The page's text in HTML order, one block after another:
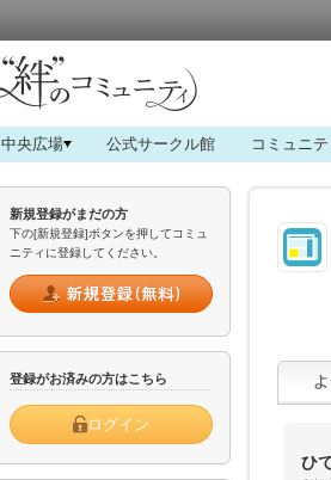
中央広場 公式サークル館 コミュニ
新規登録がまだの方
下の[新規登録]ボタンを押してコミュ
ニティに登録してください。
登録がお済みの方はこちら
ログイン
ひ